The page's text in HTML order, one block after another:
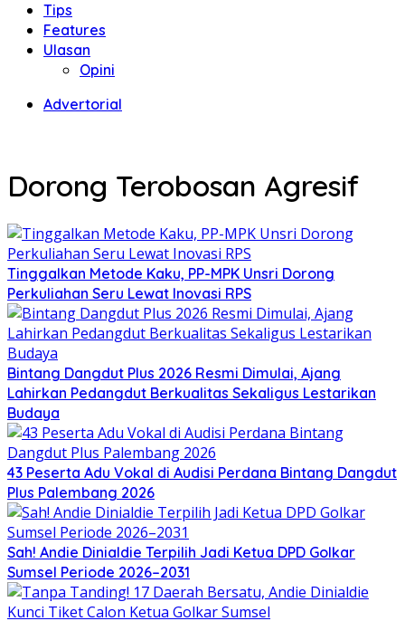
Tips
Features
Ulasan
Opini
Advertorial
Dorong Terobosan Agresif
Tinggalkan Metode Kaku, PP-MPK Unsri Dorong
Perkuliahan Seru Lewat Inovasi RPS
Bintang Dangdut Plus 2026 Resmi Dimulai, Ajang
Lahirkan Pedangdut Berkualitas Sekaligus Lestarikan
Budaya
43 Peserta Adu Vokal di Audisi Perdana Bintang Dangdut
Plus Palembang 2026
Sah! Andie Dinialdie Terpilih Jadi Ketua DPD Golkar
Sumsel Periode 2026–2031